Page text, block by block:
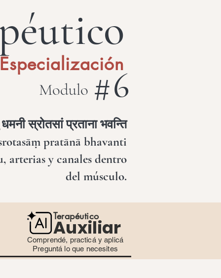
# 6
Modulo
स्रोतसां प्रताना भवन्ति
pratānā bhavanti
arterias y canales dentro
del músculo.
Especialización
Auxiliar
Terapéutico
Comprendé, practicá y aplicá
Preguntá lo que necesites